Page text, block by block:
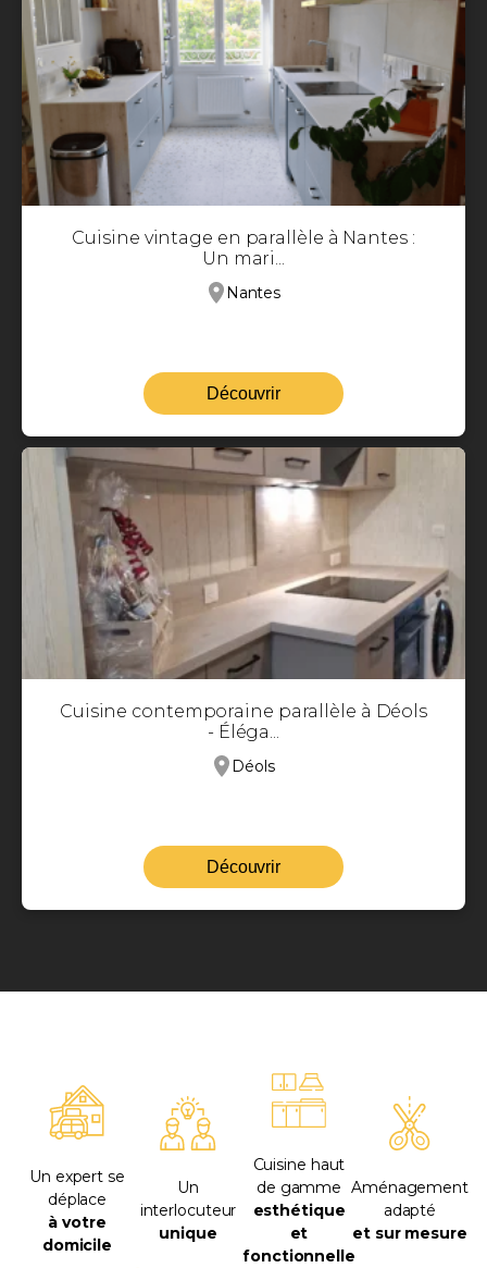
Cuisine vintage en parallèle à Nantes :
Un mari...
Nantes
Découvrir
Cuisine contemporaine parallèle à Déols
- Éléga...
Déols
Découvrir
Un expert se
déplace
à votre
domicile
Un
interlocuteur
unique
Cuisine haut
de gamme
esthétique
et
fonctionnelle
Aménagement
adapté
et sur mesure